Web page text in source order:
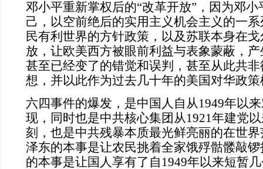
邓小平重新掌权后的“改革开放”，因为邓
己，以空前绝后的实用主义机会主义的一
民有利世界的方针政策，以及苏联本身在
放，让欧美西方被眼前利益与表象蒙蔽，
甚至已经变了的错觉和误判，甚至从此共
想，并以此作为过去几十年的美国对华政
六四事件的爆发，是中国人自从1949年以
现，同时也是中共核心集团从1921年建党
刻，也是中共残暴本质最光鲜亮丽的在世
泽东的本事是让农民挑着全家饿殍骷髅敲
的本事是让国人享有了自1949年以来短暂